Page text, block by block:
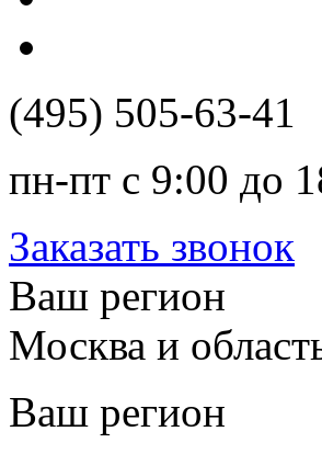
(495) 505-63-41
пн-пт с 9:00 до
Заказать звонок
Ваш регион
Москва и
Ваш регион